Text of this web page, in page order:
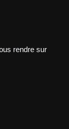
rendre sur